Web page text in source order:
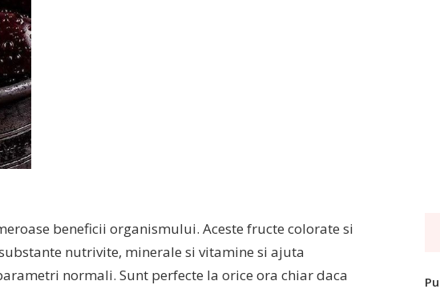
beneficii organismului. Aceste fructe colorate si
nutrivite, minerale si vitamine si ajuta
normali. Sunt perfecte la orice ora chiar daca